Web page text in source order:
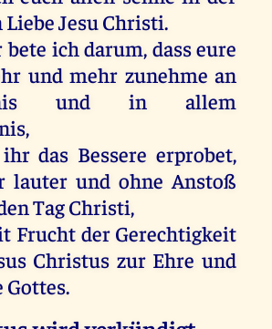
Jesu Christi.
bete ich darum, dass eure
und mehr zunehme an
und in allem
das Bessere erprobet,
lauter und ohne Anstoß
Tag Christi,
Frucht der Gerechtigkeit
Christus zur Ehre und
Gottes.